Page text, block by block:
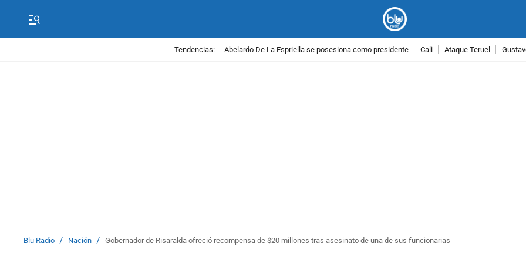
Tendencias: Abelardo De La Espriella se posesiona como presidente Cali Ataque Teruel
Blu Radio / Nación / Gobernador de Risaralda ofreció recompensa de $20 millones tras asesinato de una de sus funcionarias